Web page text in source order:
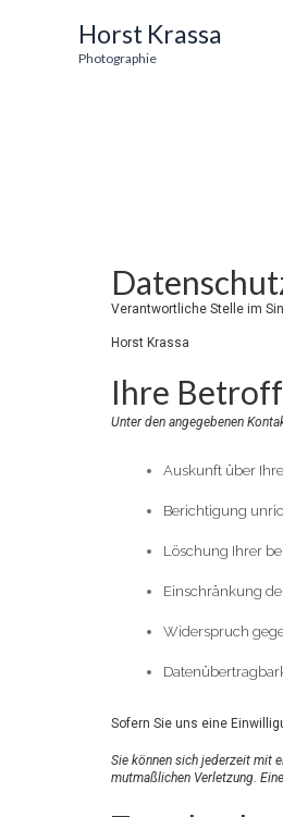
Horst Krassa
Photographie
Verantwortliche Stelle im
Horst Krassa
Ihre
Unter den angegebenen
Auskunft über
Berichtigung
Löschung Ihrer
Einschränkung
Widerspruch
Sofern Sie uns eine
Sie können sich jederzeit mit
mutmaßlichen Verletzung.